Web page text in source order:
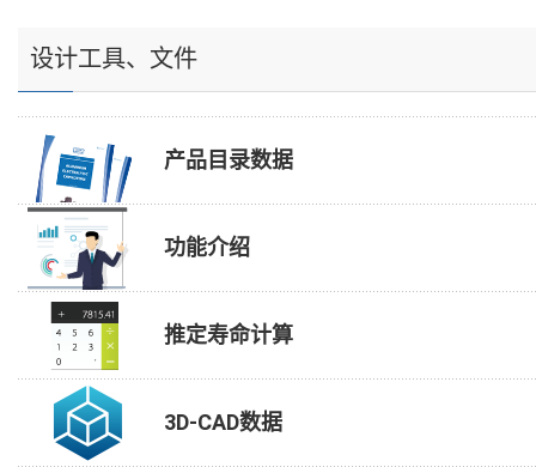
设计工具、文件
产品目录数据
功能介绍
推定寿命计算
3D-CAD数据